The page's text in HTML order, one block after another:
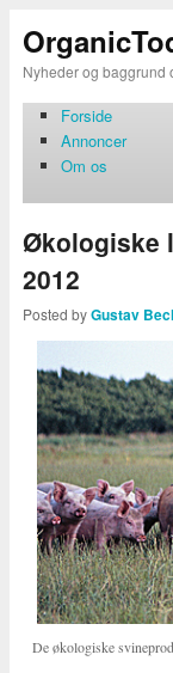
Nyheder og baggrund
Forside
Annoncer
Om os
Økologiske
2012
Posted byGustav
De økologiske